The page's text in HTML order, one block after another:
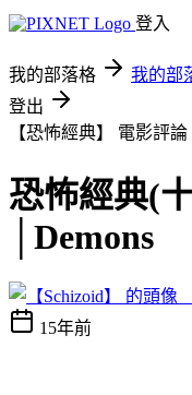
登入
我的部落格 我的部
登出
【恐怖經典】 電影評論
恐怖經典(
│Demons
15年前